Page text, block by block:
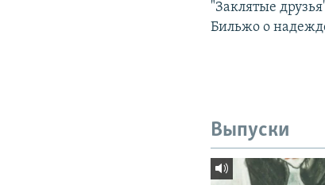
"Заклятые
Бильжо о
Выпуски